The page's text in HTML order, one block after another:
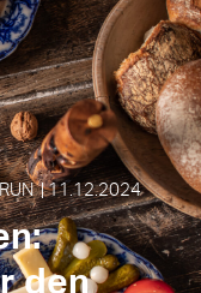
| 11.12.2024
den